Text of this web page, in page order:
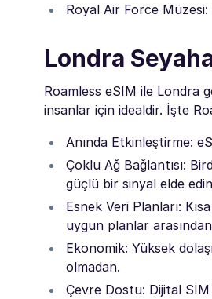
Royal Air Force
Londra
Roamless eSIM ile Londra
insanlar için idealdir. İşte
Anında Etkinleştirme:
Çoklu Ağ Bağlantısı:
güçlü bir sinyal elde
Esnek Veri Planları:
uygun planlar
Ekonomik: Yüksek
olmadan.
Çevre Dostu: Dijital